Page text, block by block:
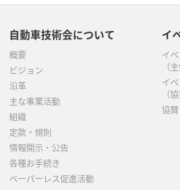
5月(6)
4月(7)
自動車技術会について
概要
ビジョン
沿革
主な事業活動
組織
定款・規則
情報開示・公告
各種お手続き
ペーパーレス促進活動
イ
イ
（
イ
（
協